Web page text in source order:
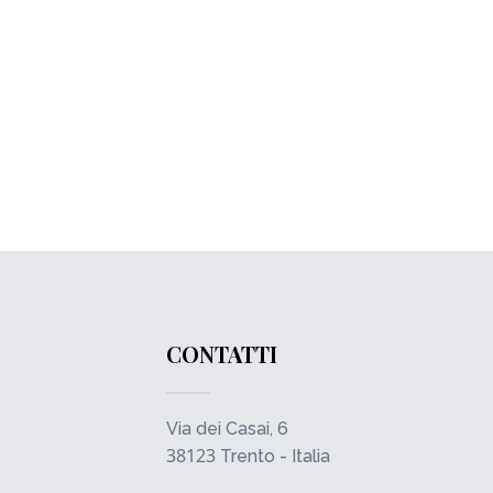
CONTATTI
Via dei Casai, 6
38123 Trento - Italia